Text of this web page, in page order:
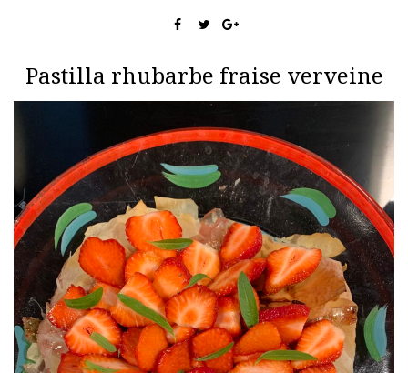
Pastilla rhubarbe fraise verveine